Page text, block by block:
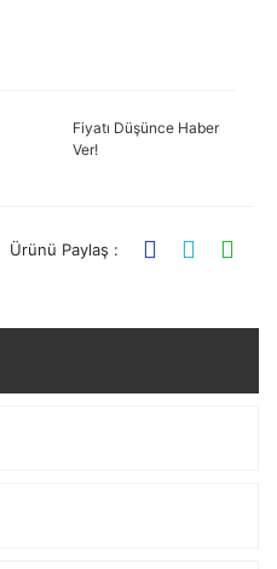
Fiyatı Düşünce Haber
Ver!
Ürünü Paylaş :